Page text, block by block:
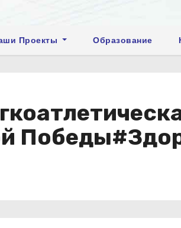
Проекты Образование